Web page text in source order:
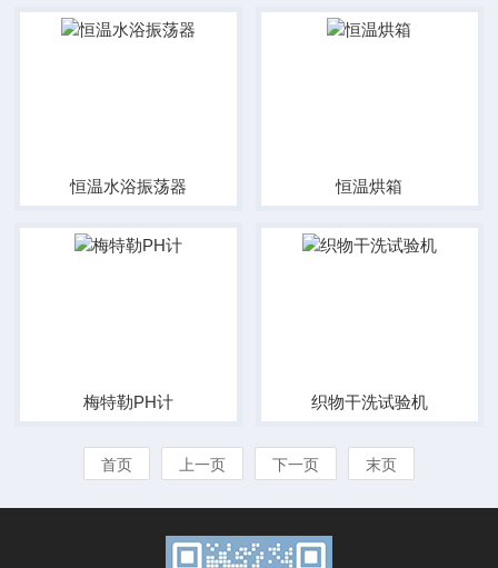
恒温水浴振荡器 恒温烘箱
梅特勒PH计 织物干洗试验机
首页 上一页 下一页 末页